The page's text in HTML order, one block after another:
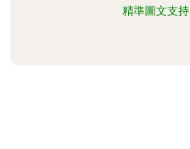
精準圖文支持